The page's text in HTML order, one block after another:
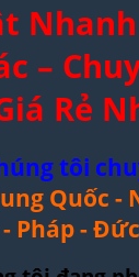
–
Rẻ
tôi
Quốc -
Pháp -